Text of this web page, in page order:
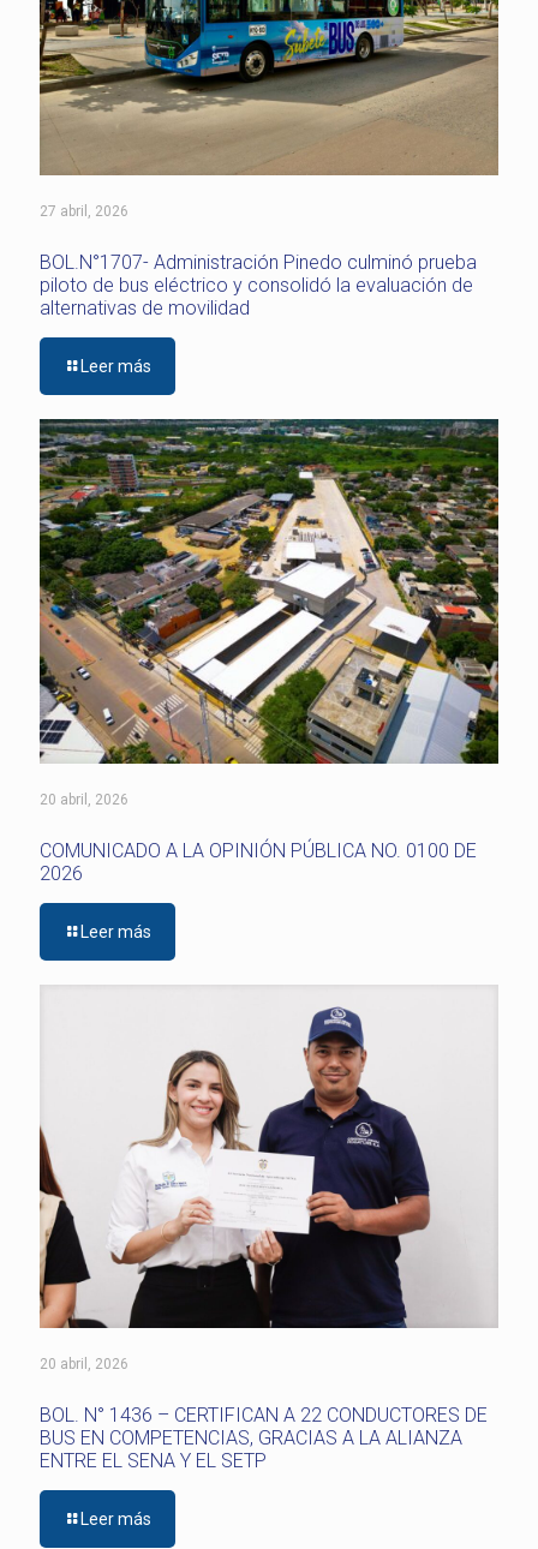
27 abril, 2026
BOL.N°1707- Administración Pinedo culminó prueba
piloto de bus eléctrico y consolidó la evaluación de
alternativas de movilidad
Leer más
20 abril, 2026
COMUNICADO A LA OPINIÓN PÚBLICA NO. 0100 DE
2026
Leer más
20 abril, 2026
BOL. N° 1436 – CERTIFICAN A 22 CONDUCTORES DE
BUS EN COMPETENCIAS, GRACIAS A LA ALIANZA
ENTRE EL SENA Y EL SETP
Leer más